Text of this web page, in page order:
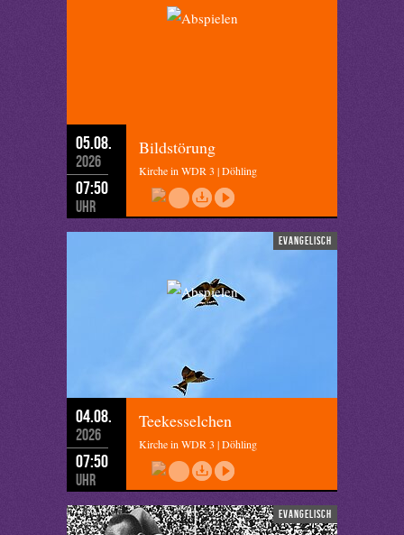
05.08.
2026
07:50
Uhr
Bildstörung
Kirche in WDR 3 | Döhling
evangelisch
04.08.
2026
07:50
Uhr
Teekesselchen
Kirche in WDR 3 | Döhling
evangelisch